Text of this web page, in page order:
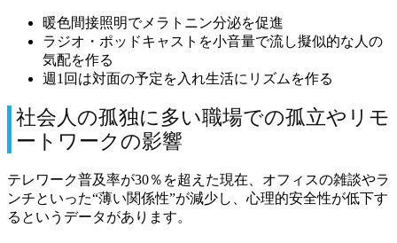
暖色間接照明でメラトニン分泌を促進
ラジオ・ポッドキャストを小音量で流し擬似的な人の
気配を作る
週1回は対面の予定を入れ生活にリズムを作る
社会人の孤独に多い職場での孤立やリモ
ートワークの影響
テレワーク普及率が30％を超えた現在、オフィスの雑談やラ
ンチといった“薄い関係性”が減少し、心理的安全性が低下す
るというデータがあります。